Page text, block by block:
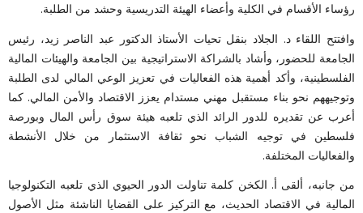
رؤساء الأقسام في الكلية وأعضاء الهيئة التدريسية وحشد من الطلبة.
وافتتح اللقاء د. الجلاد بنقل تحيات الأستاذ الدكتور عبد الناصر زيد، رئيس
الجامعة للحضور، وأشاد بالشراكة الاستراتيجية بين الجامعة والهيئات المالية
الفلسطينية، وأكد أهمية هذه الفعاليات في تعزيز الوعي المالي لدى الطلبة
وتوجيههم نحو بناء مستقبل مهني مستدام يعزز الاقتصاد والأمن المالي. كما
أعرب عن تقديره للدور الرائد الذي تلعبه هيئة سوق رأس المال وبورصة
فلسطين في توجيه الشباب نحو ثقافة الاستثمار من خلال الأنشطة
والفعاليات المختلفة.
من جانبه، ألقى أ. الكخن كلمة تناولت الدور الحيوي الذي تلعبه التكنولوجيا
المالية في الاقتصاد الحديث، مع التركيز على القضايا الناشئة مثل الأصول